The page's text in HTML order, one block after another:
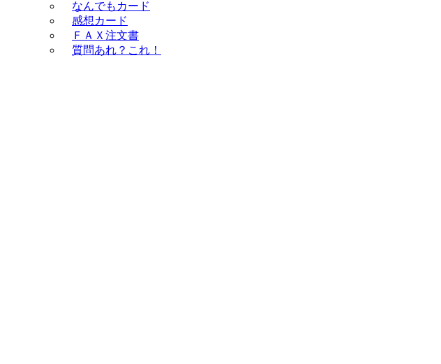
なんでもカード
感想カード
ＦＡＸ注文書
質問あれ？これ！